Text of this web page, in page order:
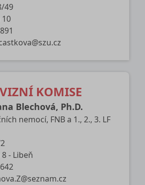
49
10
KOMISE
Blechová, Ph.D.
nemocí, FNB a 1., 2., 3. LF
- Libeň